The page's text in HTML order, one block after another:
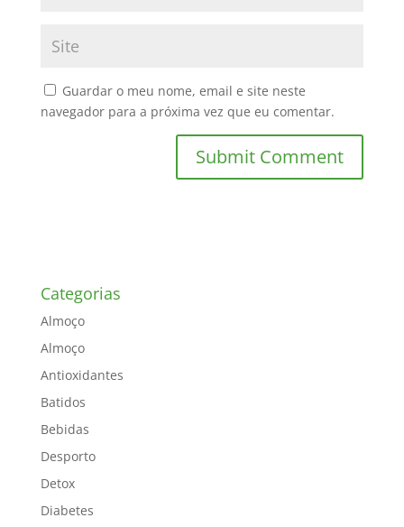
Guardar o meu nome, email e site neste
navegador para a próxima vez que eu comentar.
Categorias
Almoço
Almoço
Antioxidantes
Batidos
Bebidas
Desporto
Detox
Diabetes